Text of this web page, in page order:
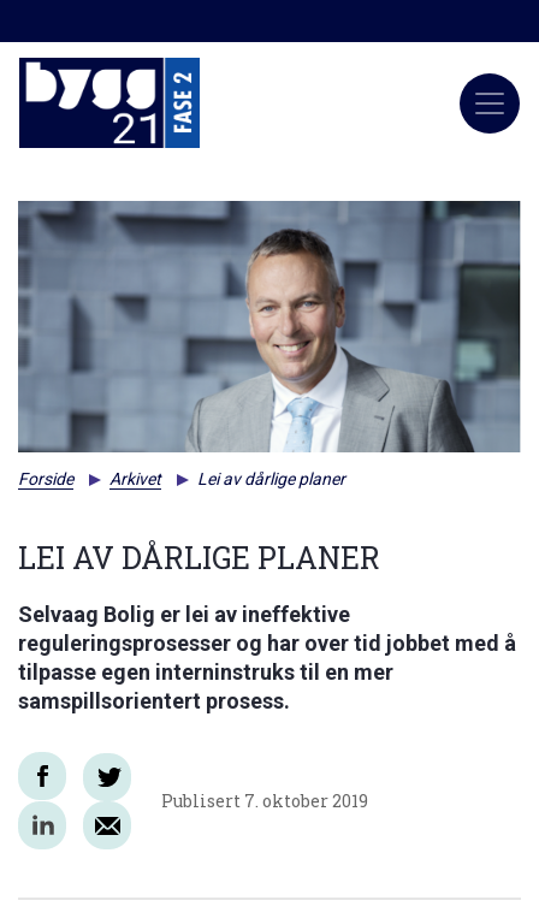
Forside Arkivet Lei av dårlige planer
LEI AV DÅRLIGE PLANER
Selvaag Bolig er lei av ineffektive
reguleringsprosesser og har over tid jobbet med å
tilpasse egen interninstruks til en mer
samspillsorientert prosess.
Publisert 7. oktober 2019